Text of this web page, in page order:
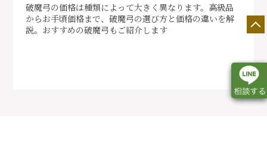
破魔弓の価格は種類によって大きく異なります。高級品
からお手頃価格まで、破魔弓の選び方と価格の違いを解
説。おすすめの破魔弓もご紹介します